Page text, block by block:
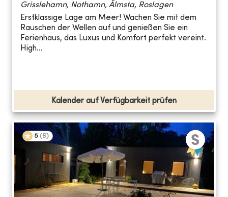
Grisslehamn, Nothamn, Älmsta, Roslagen
Erstklassige Lage am Meer! Wachen Sie mit dem
Rauschen der Wellen auf und genießen Sie ein
Ferienhaus, das Luxus und Komfort perfekt vereint.
High...
Kalender auf Verfügbarkeit prüfen
5 (6)